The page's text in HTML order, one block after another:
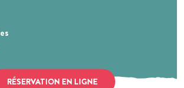
RÉSERVATION EN LIGNE